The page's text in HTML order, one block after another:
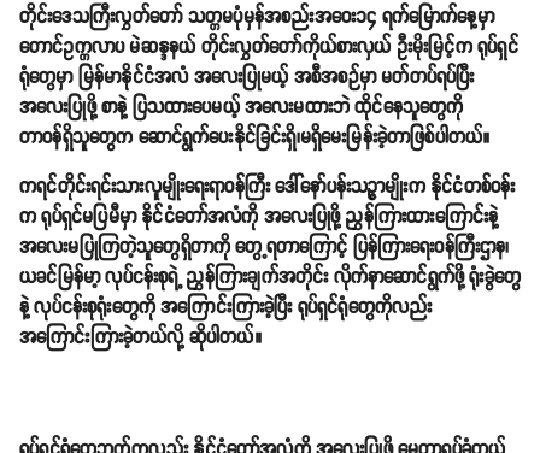
တိုင်းဒေသကြီးလွှတ်တော် သတ္တမပုံမှန်အစည်းအဝေး၁၄ ရက်မြောက်နေ့မှာ
တောင်ဥက္ကလာပ မဲဆန္ဒနယ် တိုင်းလွှတ်တော်ကိုယ်စားလှယ် ဦးမိုးမြင့်က ရုပ်ရှင်
ရုံတွေမှာ မြန်မာနိုင်ငံအလံ အလေးပြုမယ့် အစီအစဉ်မှာ မတ်တပ်ရပ်ပြီး
အလေးပြုဖို့ စာနဲ့ ပြသထားပေမယ့် အလေးမထားဘဲ ထိုင်နေသူတွေကို
တာဝန်ရှိသူတွေက ဆောင်ရွက်ပေးနိုင်ခြင်းရှိ၊မရှိမေးမြန်းခဲ့တာဖြစ်ပါတယ်။
ကရင်တိုင်းရင်းသားလူမျိုးရေးရာဝန်ကြီး ဒေါ်နော်ပန်းသဉ္ဇာမျိုးက နိုင်ငံတစ်ဝန်း
က ရုပ်ရှင်မပြမီမှာ နိုင်ငံတော်အလံကို အလေးပြုဖို့ ညွှန်ကြားထားကြောင်းနဲ့
အလေးမပြုကြတဲ့သူတွေရှိတာကို တွေ့ရတာကြောင့် ပြန်ကြားရေးဝန်ကြီးဌာန၊
ယခင်မြန်မာ့ လုပ်ငန်းစုရဲ့ ညွှန်ကြားချက်အတိုင်း လိုက်နာဆောင်ရွက်ဖို့ ရုံးခွဲတွေ
နဲ့ လုပ်ငန်းစုရုံးတွေကို အကြောင်းကြားခဲ့ပြီး ရုပ်ရှင်ရုံတွေကိုလည်း
အကြောင်းကြားခဲ့တယ်လို့ ဆိုပါတယ်။